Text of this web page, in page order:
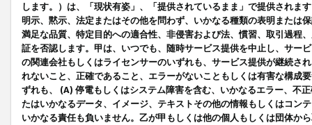
します。）は、「現状有姿」、「提供されているまま」で提供されま
明示、黙示、法定またはその他を問わず、いかなる種類の表明または
満足な品質、特定目的への適合性、非侵害および法、慣習、取引過程
証を否認します。甲は、いつでも、随時サービス提供を中止し、サー
の関連会社もしくはライセンサーのいずれも、サービス提供が継続さ
れないこと、正確であること、エラーがないこともしくは有害な構成
ずれも、 (A) 停電もしくはシステム障害を含む、いかなるエラー、不
たはいかなるデータ、イメージ、テキストその他の情報もしくはコン
いかなる責任も負いません。乙が甲もしくは他の個人もしくは団体か